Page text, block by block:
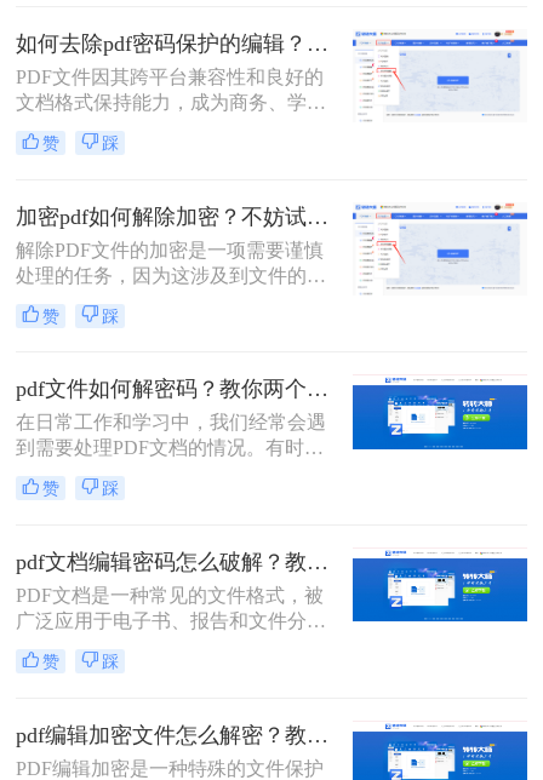
这时，我们就需要找到一些方法来解
除这些密码。那么pdf文档设置的编辑
密码怎么解除呢？下面将介绍二种有
效的PDF编辑密码解除方法。
如何去除pdf密码保护的编辑？教你两个小方法！
PDF文件因其跨平台兼容性和良好的
文档格式保持能力，成为商务、学习
和日常工作中不可或缺的文件格式。
然而，为了保护文件不被随意修改，
别是编辑权限的限制。本文将详细介
绍如何去除pdf密码保护的编辑，特别
是编辑权限的限制，以便用户能够自
由编辑和修改文件内容。
赞 踩
加密pdf如何解除加密？不妨试试这两种方法！
解除PDF文件的加密是一项需要谨慎
处理的任务，因为这涉及到文件的安
全性和机密性。在解除加密之前，确
保你了解加密的类型和原因，并拥有
操作。那么加密pdf如何解除加密呢？
以下是一些常见的解除PDF文件加密
的方法。
赞 踩
pdf文件如何解密码？教你两个方法！
在日常工作和学习中，我们经常会遇
到需要处理PDF文档的情况。有时候
我们会遇到一些加密的PDF文件，这
时候如果没有密码，我们就无法进行
文件如何解密码呢？本文将为大家介
绍几种常见的破解PDF密码的方法。
赞 踩
pdf文档编辑密码怎么破解？教你二招轻松解决！
PDF文档是一种常见的文件格式，被
广泛应用于电子书、报告和文件分享
等领域。然而，有时我们可能会遇到
需要编辑或打开被密码保护的PDF文
破解呢？在本文中，我将为您介绍几
种快速破解PDF文档密码的方法。
赞 踩
pdf编辑加密文件怎么解密？教你两个小方法。
PDF编辑加密是一种特殊的文件保护